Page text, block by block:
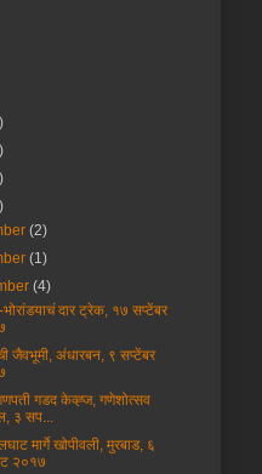
(2)
(1)
(4)
भोरांडयाचं दार ट्रेक, १७ सप्टेंबर
जैवभूमी, अंधारबन, ९ सप्टेंबर
गडद केव्ह्ज, गणेशोत्सव
३ सप...
मार्गे खोपीवली, मुरबाड, ६
२०१७